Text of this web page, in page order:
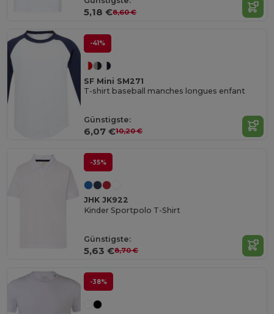
5,18 €8,60 €
-41%
SF Mini SM271
T-shirt baseball manches longues enfant
Günstigste:
6,07 €10,20 €
-35%
JHK JK922
Kinder Sportpolo T-Shirt
Günstigste:
5,63 €8,70 €
-38%